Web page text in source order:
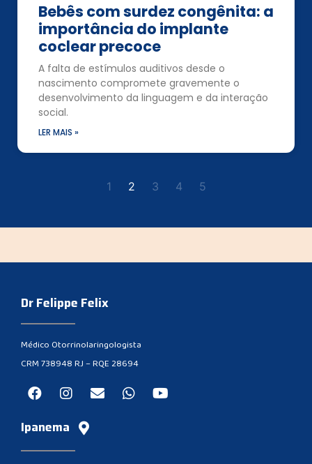
Bebês com surdez congênita: a
importância do implante
coclear precoce
A falta de estímulos auditivos desde o
nascimento compromete gravemente o
desenvolvimento da linguagem e da interação
social.
LER MAIS »
1 2 3 4 5
Dr Felippe Felix
Médico Otorrinolaringologista
CRM 738948 RJ – RQE 28694
Ipanema